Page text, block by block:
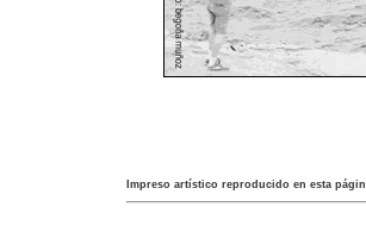
Impreso artístico reproducido en esta